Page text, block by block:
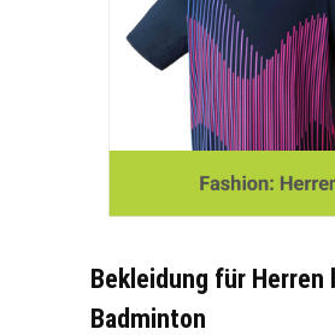
Bekleidung für Herren
Badminton